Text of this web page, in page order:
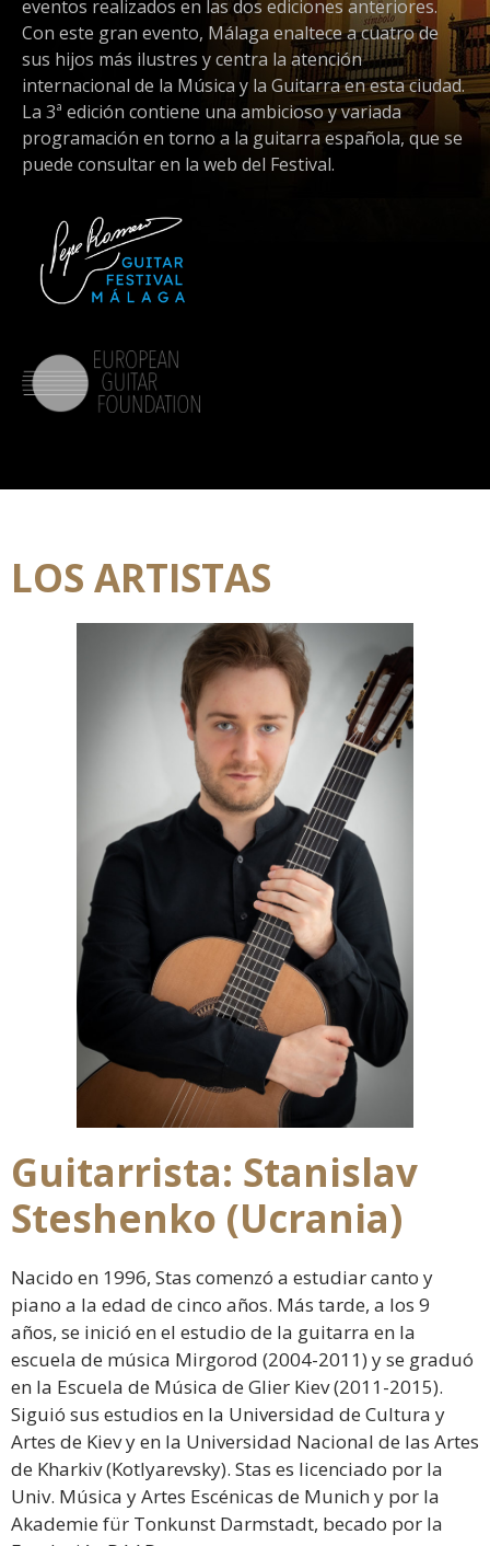
eventos realizados en las dos ediciones anteriores.
Con este gran evento, Málaga enaltece a cuatro de
sus hijos más ilustres y centra la atención
internacional de la Música y la Guitarra en esta ciudad.
La 3ª edición contiene una ambicioso y variada
programación en torno a la guitarra española, que se
puede consultar en la web del Festival.
LOS ARTISTAS
Guitarrista: Stanislav
Steshenko (Ucrania)
Nacido en 1996, Stas comenzó a estudiar canto y
piano a la edad de cinco años. Más tarde, a los 9
años, se inició en el estudio de la guitarra en la
escuela de música Mirgorod (2004-2011) y se graduó
en la Escuela de Música de Glier Kiev (2011-2015).
Siguió sus estudios en la Universidad de Cultura y
Artes de Kiev y en la Universidad Nacional de las Artes
de Kharkiv (Kotlyarevsky). Stas es licenciado por la
Univ. Música y Artes Escénicas de Munich y por la
Akademie für Tonkunst Darmstadt, becado por la